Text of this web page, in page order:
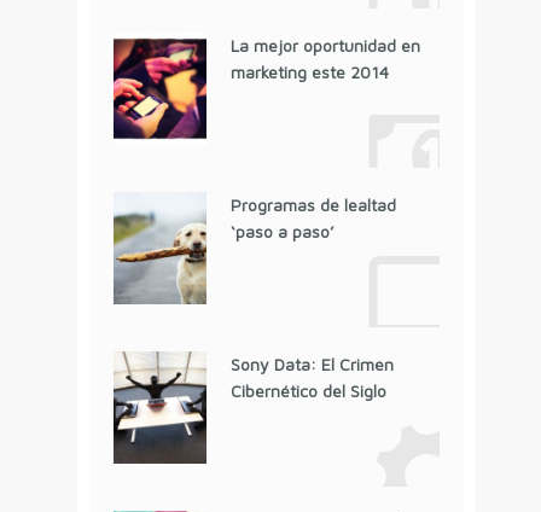
La mejor oportunidad en
marketing este 2014
Programas de lealtad
‘paso a paso’
Sony Data: El Crimen
Cibernético del Siglo